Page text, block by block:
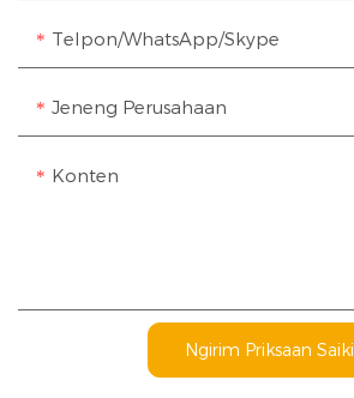
Telpon/WhatsApp/Skype
Jeneng Perusahaan
Konten
Ngirim Priksaan Saiki